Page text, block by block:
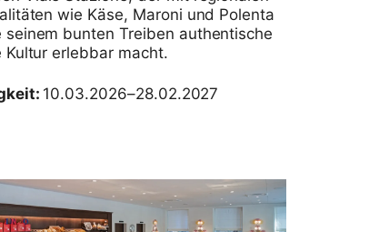
wie Käse, Maroni und Polenta
seinem bunten Treiben authentische
Kultur erlebbar macht.
10.03.2026–28.02.2027